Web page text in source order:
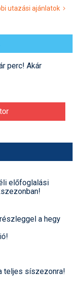
utazási ajánlatok
perc! Akár
előfoglalási
a hegy
teljes síszezonra!